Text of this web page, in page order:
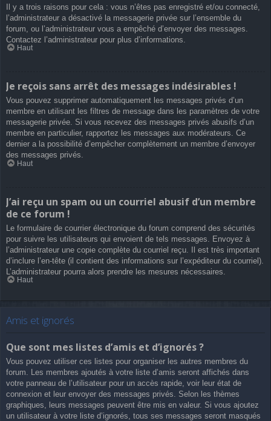
Il y a trois raisons pour cela : vous n’êtes pas enregistré et/ou connecté,
l’administrateur a désactivé la messagerie privée sur l’ensemble du
forum, ou l’administrateur vous a empêché d’envoyer des messages.
Contactez l’administrateur pour plus d’informations.
Haut
Je reçois sans arrêt des messages indésirables !
Vous pouvez supprimer automatiquement les messages privés d’un
membre en utilisant les filtres de message dans les paramètres de votre
messagerie privée. Si vous recevez des messages privés abusifs d’un
membre en particulier, rapportez les messages aux modérateurs. Ce
dernier a la possibilité d’empêcher complètement un membre d’envoyer
des messages privés.
Haut
J’ai reçu un spam ou un courriel abusif d’un membre
de ce forum !
Le formulaire de courrier électronique du forum comprend des sécurités
pour suivre les utilisateurs qui envoient de tels messages. Envoyez à
l’administrateur une copie complète du courriel reçu. Il est très important
d’inclure l’en-tête (il contient des informations sur l’expéditeur du courriel).
L’administrateur pourra alors prendre les mesures nécessaires.
Haut
Amis et ignorés
Que sont mes listes d’amis et d’ignorés ?
Vous pouvez utiliser ces listes pour organiser les autres membres du
forum. Les membres ajoutés à votre liste d’amis seront affichés dans
votre panneau de l’utilisateur pour un accès rapide, voir leur état de
connexion et leur envoyer des messages privés. Selon les thèmes
graphiques, leurs messages peuvent être mis en valeur. Si vous ajoutez
un utilisateur à votre liste d’ignorés, tous ses messages seront masqués